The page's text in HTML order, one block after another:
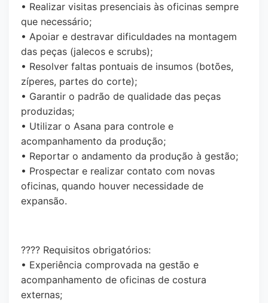
• Realizar visitas presenciais às oficinas sempre
que necessário;
• Apoiar e destravar dificuldades na montagem
das peças (jalecos e scrubs);
• Resolver faltas pontuais de insumos (botões,
zíperes, partes do corte);
• Garantir o padrão de qualidade das peças
produzidas;
• Utilizar o Asana para controle e
acompanhamento da produção;
• Reportar o andamento da produção à gestão;
• Prospectar e realizar contato com novas
oficinas, quando houver necessidade de
expansão.
???? Requisitos obrigatórios:
• Experiência comprovada na gestão e
acompanhamento de oficinas de costura
externas;